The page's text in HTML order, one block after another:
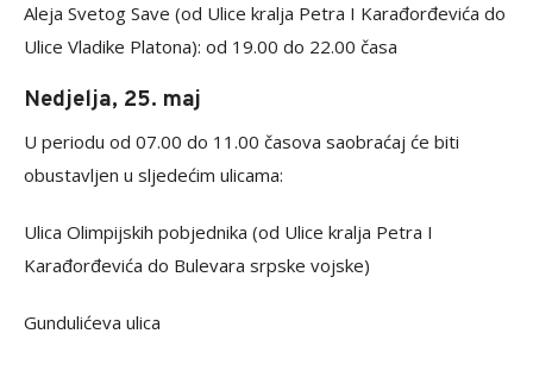
Aleja Svetog Save (od Ulice kralja Petra I Karađorđevića do
Ulice Vladike Platona): od 19.00 do 22.00 časa
Nedjelja, 25. maj
U periodu od 07.00 do 11.00 časova saobraćaj će biti
obustavljen u sljedećim ulicama:
Ulica Olimpijskih pobjednika (od Ulice kralja Petra I
Karađorđevića do Bulevara srpske vojske)
Gundulićeva ulica